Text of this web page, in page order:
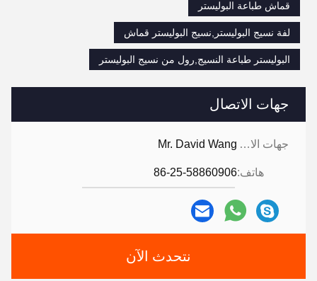
جهات الاتصال
جهات الاتصال: Mr. David Wang
هاتف:86-25-58860906
نتحدث الآن
قماش طباعة البوليستر
لفة نسيج البوليستر,نسيج البوليستر قماش
البوليستر طباعة النسيج,رول من نسيج البوليستر